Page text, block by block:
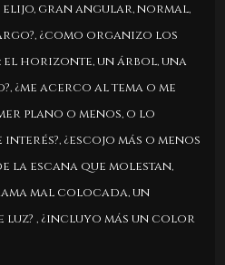
elijo, gran angular, normal,
¿como organizo los
el horizonte, un árbol, una
¿me acerco al tema o me
plano o menos, o lo
¿escojo más o menos
la escana que molestan,
mal colocada, un
luz? , ¿incluyo más un color